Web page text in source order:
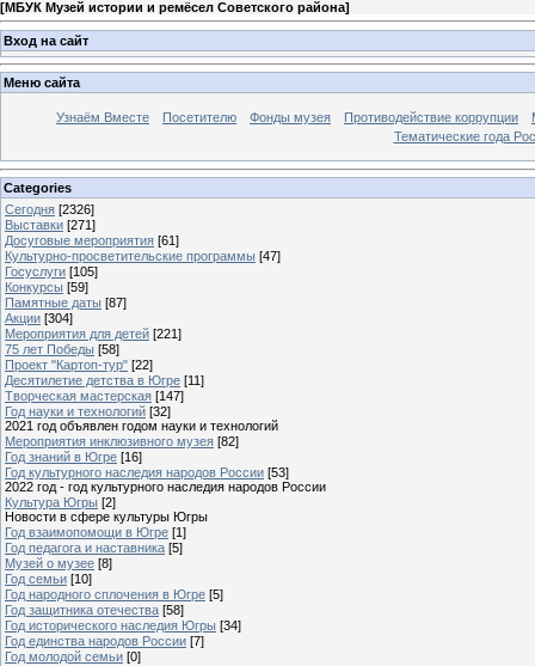
[МБУК Музей истории и ремёсел Советского района]
Вход на сайт
Меню сайта
Узнаём Вместе Посетителю Фонды музея Противодействие коррупции
Тематические года
Categories
Сегодня [2326]
Выставки [271]
Досуговые мероприятия [61]
Культурно-просветительские программы [47]
Госуслуги [105]
Конкурсы [59]
Памятные даты [87]
Акции [304]
Мероприятия для детей [221]
75 лет Победы [58]
Проект "Картоп-тур" [22]
Десятилетие детства в Югре [11]
Творческая мастерская [147]
Год науки и технологий [32]
2021 год объявлен годом науки и технологий
Мероприятия инклюзивного музея [82]
Год знаний в Югре [16]
Год культурного наследия народов России [53]
2022 год - год культурного наследия народов России
Культура Югры [2]
Новости в сфере культуры Югры
Год взаимопомощи в Югре [1]
Год педагога и наставника [5]
Музей о музее [8]
Год семьи [10]
Год народного сплочения в Югре [5]
Год защитника отечества [58]
Год исторического наследия Югры [34]
Год единства народов России [7]
Год молодой семьи [0]